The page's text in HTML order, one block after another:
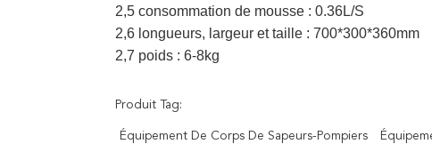
2,5 consommation de mousse : 0.36L/S
2,6 longueurs, largeur et taille : 700*300*360mm
2,7 poids : 6-8kg
Produit Tag:
Équipement De Corps De Sapeurs-Pompiers